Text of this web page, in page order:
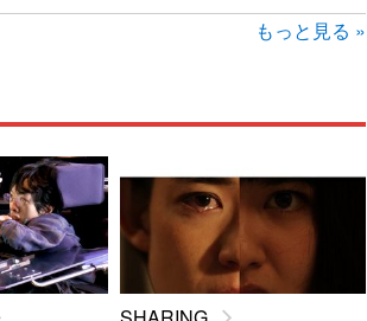
もっと見る »